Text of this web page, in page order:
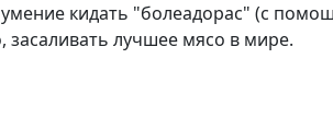
кидать "болеадорас" (с
засаливать лучшее мясо в мире.